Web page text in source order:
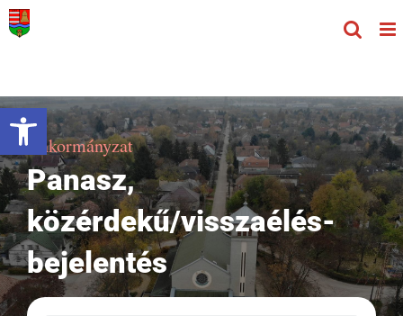
Eszköztár megnyitása
Kihagyás
Önkormányzat
Panasz,
közérdekű/visszaélés-
bejelentés